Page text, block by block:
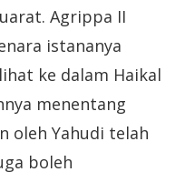
Agrippa II
istananya
ke dalam Haikal
menentang
oleh Yahudi telah
boleh